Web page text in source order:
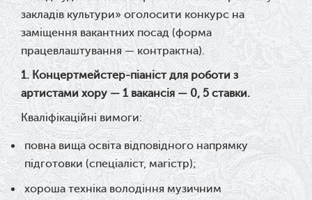
закладів культури» оголосити конкурс на
заміщення вакантних посад (форма
працевлаштування — контрактна).
1. Концертмейстер-піаніст для роботи з
артистами хору — 1 вакансія — 0, 5 ставки.
Кваліфікаційні вимоги:
повна вища освіта відповідного напрямку
підготовки (спеціаліст, магістр);
хороша техніка володіння музичним